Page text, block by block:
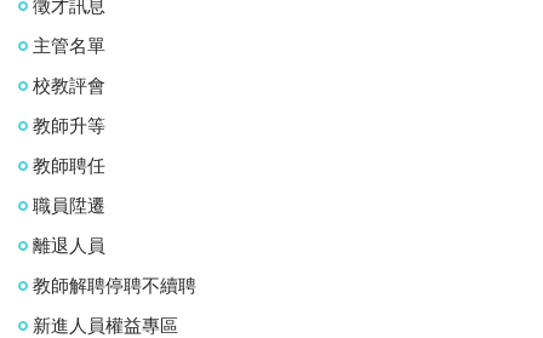
徵才訊息
主管名單
校教評會
教師升等
教師聘任
職員陞遷
離退人員
教師解聘停聘不續聘
新進人員權益專區